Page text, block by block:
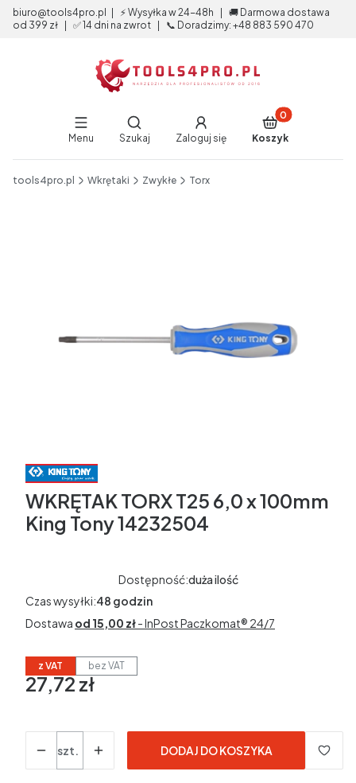
biuro@tools4pro.pl | ⚡ Wysyłka w 24-48h | 🚚 Darmowa dostawa
od 399 zł | ✅ 14 dni na zwrot | 📞 Doradzimy: +48 883 590 470
Menu
Otwórz wyszukiwarkę
Szukaj Zaloguj się
Produkty w
Koszyk
tools4pro.pl Wkrętaki Zwykłe Torx
WKRĘTAK TORX T25 6,0 x 100mm
King Tony 14232504
Dostępność:duża ilość
Czas wysyłki:48 godzin
Dostawa od 15,00 zł- InPost Paczkomat® 24/7
z VAT bez VAT
Cena
27,72 zł
w tym 23% VAT
w tym
szt.
DODAJ DO KOSZYKA